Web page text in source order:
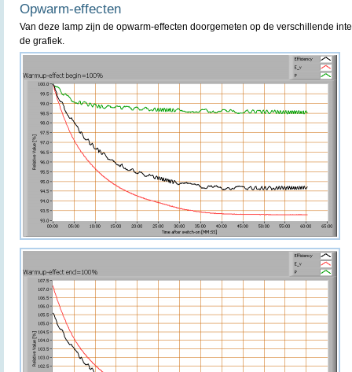
Opwarm-effecten
Van deze lamp zijn de opwarm-effecten doorgemeten op de verschillende
de grafiek.